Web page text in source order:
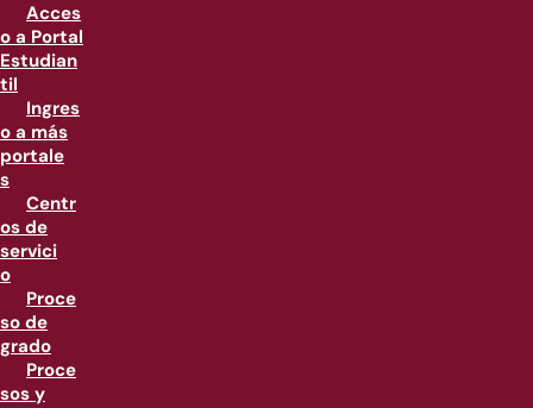
Acces
o a Portal
Estudian
til
Ingres
o a más
portale
s
Centr
os de
servici
o
Proce
so de
grado
Proce
sos y